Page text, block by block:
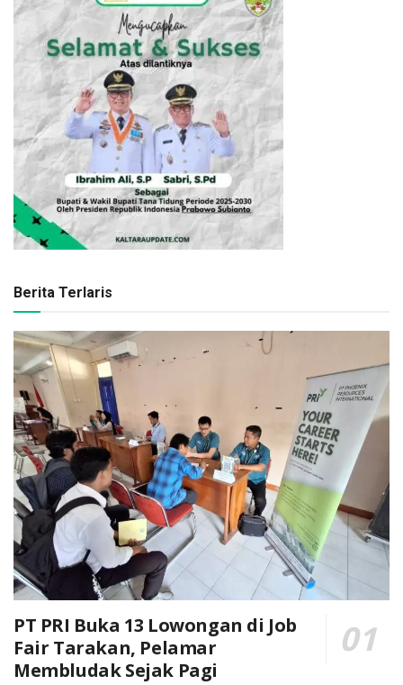
Berita Terlaris
PT PRI Buka 13 Lowongan di Job
Fair Tarakan, Pelamar
Membludak Sejak Pagi